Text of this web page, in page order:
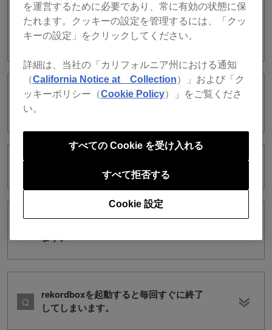
PC MASTER OUT使用時、コントローラ
ーのMASTER LEVELツマミを回しても
音量が変わりません。
XDJ-RXのCh1にrekordbox djのDeck2の
EXPORTモードで録音できません。
ます。
rekordboxを起動すると毎回すぐに終了
してしまいます。
を運営するために必要であり、常に有効の状態に保
たれます。クッキーの設定を管理するには、「クッ
キーの設定」をクリックしてください。
詳細は、当社の「カリフォルニア州における通知
（California Notice at Collection）」および「ク
ッキーポリシー（Cookie Policy）」をご覧くださ
い。
Cookie 設定
すべて拒否する
すべての Cookie を受け入れる